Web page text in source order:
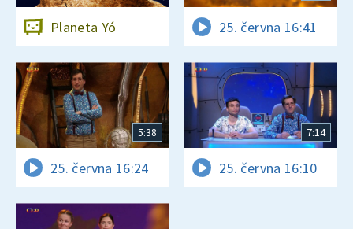
Planeta Yó 25. června 16:41
5:38
25. června 16:24
7:14
25. června 16:10